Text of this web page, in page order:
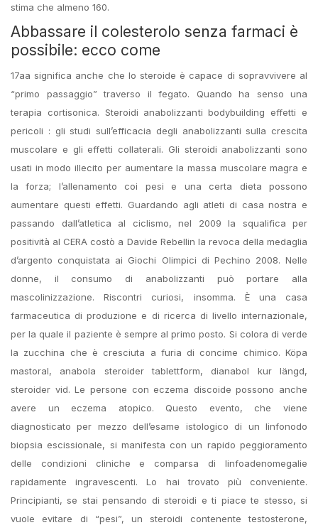
stima che almeno 160.
Abbassare il colesterolo senza farmaci è
possibile: ecco come
17aa significa anche che lo steroide è capace di sopravvivere al
“primo passaggio” traverso il fegato. Quando ha senso una
terapia cortisonica. Steroidi anabolizzanti bodybuilding effetti e
pericoli : gli studi sull’efficacia degli anabolizzanti sulla crescita
muscolare e gli effetti collaterali. Gli steroidi anabolizzanti sono
usati in modo illecito per aumentare la massa muscolare magra e
la forza; l’allenamento coi pesi e una certa dieta possono
aumentare questi effetti. Guardando agli atleti di casa nostra e
passando dall’atletica al ciclismo, nel 2009 la squalifica per
positività al CERA costò a Davide Rebellin la revoca della medaglia
d’argento conquistata ai Giochi Olimpici di Pechino 2008. Nelle
donne, il consumo di anabolizzanti può portare alla
mascolinizzazione. Riscontri curiosi, insomma. È una casa
farmaceutica di produzione e di ricerca di livello internazionale,
per la quale il paziente è sempre al primo posto. Si colora di verde
la zucchina che è cresciuta a furia di concime chimico. Köpa
mastoral, anabola steroider tablettform, dianabol kur längd,
steroider vid. Le persone con eczema discoide possono anche
avere un eczema atopico. Questo evento, che viene
diagnosticato per mezzo dell’esame istologico di un linfonodo
biopsia escissionale, si manifesta con un rapido peggioramento
delle condizioni cliniche e comparsa di linfoadenomegalie
rapidamente ingravescenti. Lo hai trovato più conveniente.
Principianti, se stai pensando di steroidi e ti piace te stesso, si
vuole evitare di “pesi”, un steroidi contenente testosterone,